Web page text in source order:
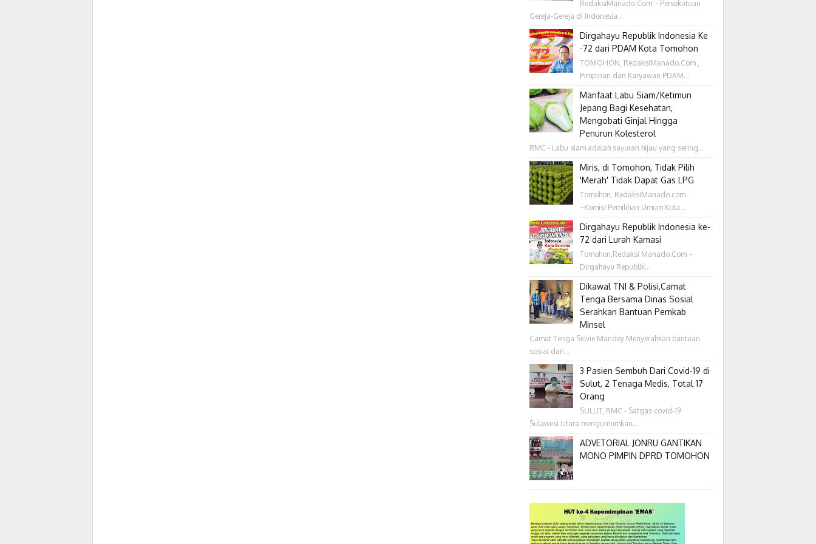
RedaksiManado.Com - Persekutuan
Gereja-Gereja di Indonesia...
Dirgahayu Republik Indonesia Ke
-72 dari PDAM Kota Tomohon
TOMOHON, RedaksiManado.Com ,
Pimpinan dan Karyawan PDAM...
Manfaat Labu Siam/Ketimun
Jepang Bagi Kesehatan,
Mengobati Ginjal Hingga
Penurun Kolesterol
RMC - Labu siam adalah sayuran hijau yang sering...
Miris, di Tomohon, Tidak Pilih
'Merah' Tidak Dapat Gas LPG
Tomohon, RedaksiManado.com
~Komisi Pemilihan Umum Kota...
Dirgahayu Republik Indonesia ke-
72 dari Lurah Kamasi
Tomohon,Redaksi Manado.Com ~
Dirgahayu Republik...
Dikawal TNI & Polisi,Camat
Tenga Bersama Dinas Sosial
Serahkan Bantuan Pemkab
Minsel
Camat Tenga Selvie Mandey Menyerahkan bantuan
sosial dari...
3 Pasien Sembuh Dari Covid-19 di
Sulut, 2 Tenaga Medis, Total 17
Orang
SULUT, RMC - Satgas covid-19
Sulawesi Utara mengumumkan...
ADVETORIAL JONRU GANTIKAN
MONO PIMPIN DPRD TOMOHON